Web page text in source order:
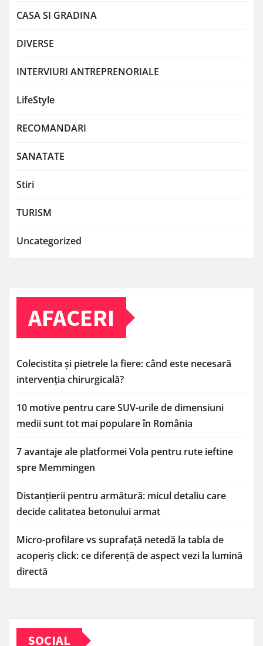
CASA SI GRADINA
DIVERSE
INTERVIURI ANTREPRENORIALE
LifeStyle
RECOMANDARI
SANATATE
Stiri
TURISM
Uncategorized
AFACERI
Colecistita și pietrele la fiere: când este necesară
intervenția chirurgicală?
10 motive pentru care SUV-urile de dimensiuni
medii sunt tot mai populare în România
7 avantaje ale platformei Vola pentru rute ieftine
spre Memmingen
Distanțierii pentru armătură: micul detaliu care
decide calitatea betonului armat
Micro-profilare vs suprafață netedă la tabla de
acoperiș click: ce diferență de aspect vezi la lumină
directă
SOCIAL